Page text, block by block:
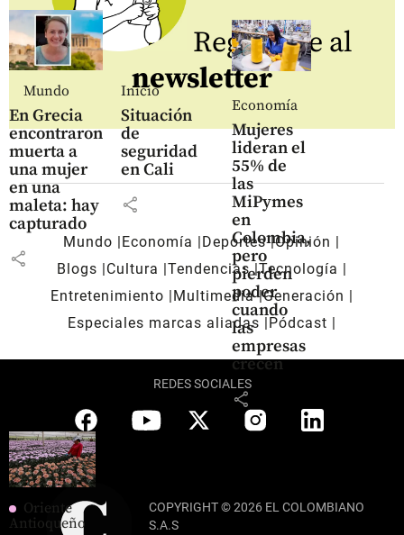
Mundo
En Grecia
encontraron
muerta a
una mujer
en una
maleta: hay
capturado
share
Inicio
Situación
de
seguridad
en Cali
share
Economía
Mujeres
lideran el
55% de
las
MiPymes
en
Colombia,
pero
pierden
poder
cuando
las
empresas
crecen
share
Oriente
Antioqueño
Regístrate al
newsletter
Mundo Economía Deportes Opinión
Blogs
Cultura Tendencias Tecnología
Entretenimiento
Multimedia Generación
Especiales marcas aliadas
Pódcast
REDES SOCIALES
COPYRIGHT © 2026 EL COLOMBIANO
S.A.S